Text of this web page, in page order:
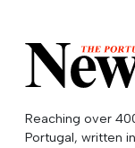
Reaching over
Portugal, written